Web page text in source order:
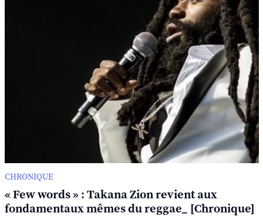
CHRONIQUE
« Few words » : Takana Zion revient aux
fondamentaux mêmes du reggae_ [Chronique]